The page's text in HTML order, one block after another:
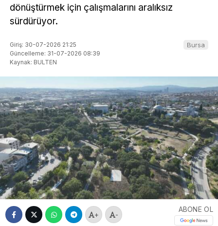
dönüştürmek için çalışmalarını aralıksız
sürdürüyor.
Giriş: 30-07-2026 21:25
Güncelleme: 31-07-2026 08:39
Kaynak: BULTEN
Bursa
+ -
ABONE OL